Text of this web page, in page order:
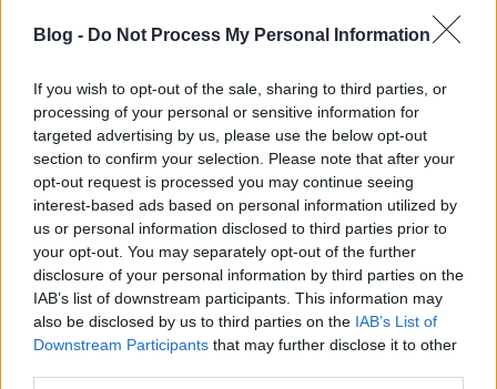
Blog - Do Not Process My Personal Information
If you wish to opt-out of the sale, sharing to third parties, or
processing of your personal or sensitive information for
targeted advertising by us, please use the below opt-out
section to confirm your selection. Please note that after your
opt-out request is processed you may continue seeing
interest-based ads based on personal information utilized by
us or personal information disclosed to third parties prior to
your opt-out. You may separately opt-out of the further
disclosure of your personal information by third parties on the
IAB’s list of downstream participants. This information may
also be disclosed by us to third parties on the IAB’s List of
Downstream Participants that may further disclose it to other
magyar box office: nem csalás
Szólj hozzá!
A hozzászóláshoz be kell lépned!